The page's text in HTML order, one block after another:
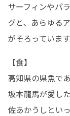
サーフィンやパ
グと、あらゆる
がそろっています
【食】
高知県の県魚で
坂本龍馬が愛し
佐あかうしとい